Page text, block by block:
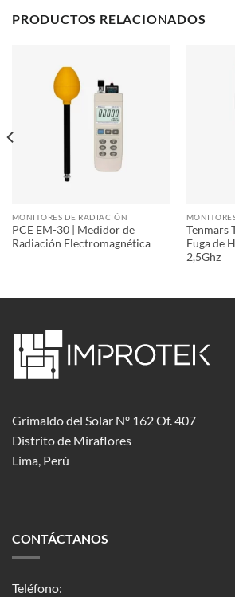
PRODUCTOS RELACIONADOS
MONITORES DE RADIACIÓN
PCE EM-30 | Medidor de
Radiación Electromagnética
Tenmars
Fuga de
2,5Ghz
Grimaldo del Solar Nº 162 Of. 407
Distrito de Miraflores
Lima, Perú
CONTÁCTANOS
Teléfono: